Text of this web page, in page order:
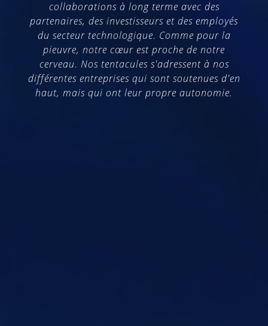
collaborations à long terme avec des
partenaires, des investisseurs et des employés
du secteur technologique. Comme pour la
pieuvre, notre cœur est proche de notre
cerveau. Nos tentacules s'adressent à nos
différentes entreprises qui sont soutenues d'en
haut, mais qui ont leur propre autonomie.